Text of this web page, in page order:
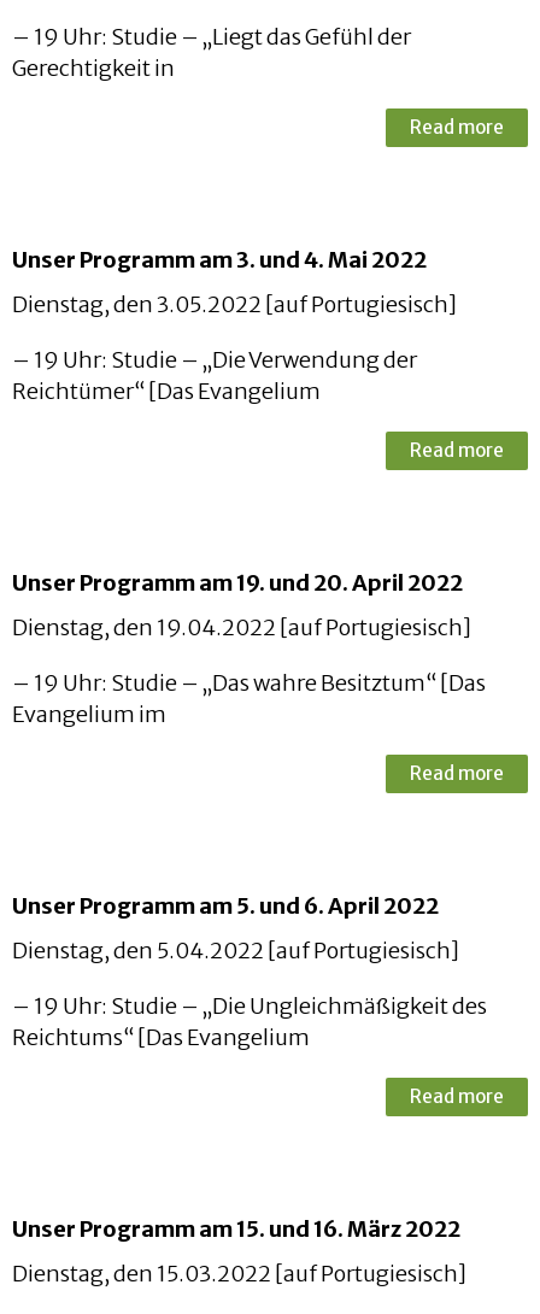
– 19 Uhr: Studie – „Liegt das Gefühl der
Gerechtigkeit in
Read more
Unser Programm am 3. und 4. Mai 2022
Dienstag, den 3.05.2022 [auf Portugiesisch]
– 19 Uhr: Studie – „Die Verwendung der
Reichtümer“ [Das Evangelium
Read more
Unser Programm am 19. und 20. April 2022
Dienstag, den 19.04.2022 [auf Portugiesisch]
– 19 Uhr: Studie – „Das wahre Besitztum“ [Das
Evangelium im
Read more
Unser Programm am 5. und 6. April 2022
Dienstag, den 5.04.2022 [auf Portugiesisch]
– 19 Uhr: Studie – „Die Ungleichmäßigkeit des
Reichtums“ [Das Evangelium
Read more
Unser Programm am 15. und 16. März 2022
Dienstag, den 15.03.2022 [auf Portugiesisch]